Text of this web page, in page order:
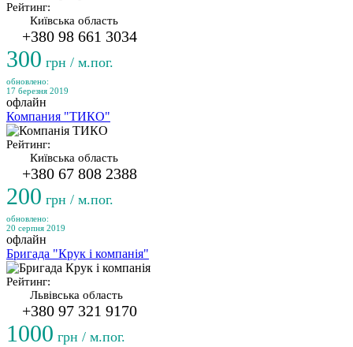
Рейтинг:
Київська область
+380 98 661 3034
300 грн / м.пог.
обновлено:
17 березня 2019
офлайн
Компания "ТИКО"
Рейтинг:
Київська область
+380 67 808 2388
200 грн / м.пог.
обновлено:
20 серпня 2019
офлайн
Бригада "Крук і компанія"
Рейтинг:
Львівська область
+380 97 321 9170
1000 грн / м.пог.